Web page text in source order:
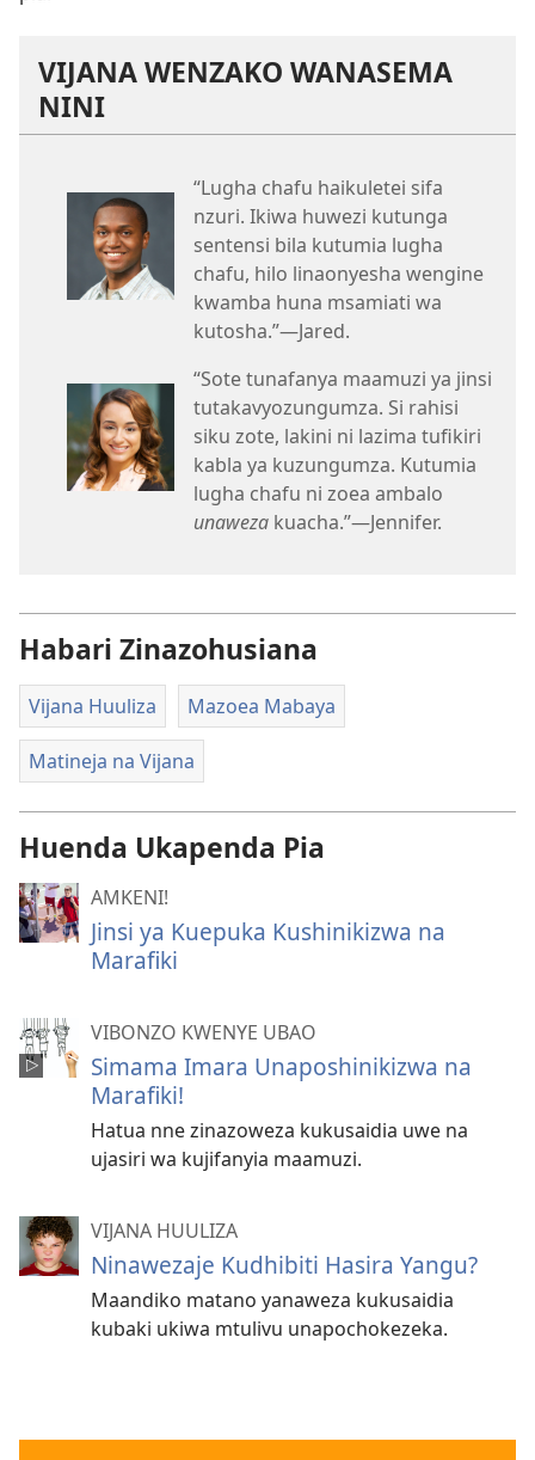
VIJANA WENZAKO WANASEMA
NINI
“Lugha chafu haikuletei sifa
nzuri. Ikiwa huwezi kutunga
sentensi bila kutumia lugha
chafu, hilo linaonyesha wengine
kwamba huna msamiati wa
kutosha.”​—Jared.
“Sote tunafanya maamuzi ya jinsi
tutakavyozungumza. Si rahisi
siku zote, lakini ni lazima tufikiri
kabla ya kuzungumza. Kutumia
lugha chafu ni zoea ambalo
unaweza kuacha.”​—Jennifer.
Habari Zinazohusiana
Vijana Huuliza Mazoea Mabaya
Matineja na Vijana
Huenda Ukapenda Pia
AMKENI!
Jinsi ya Kuepuka Kushinikizwa na
Marafiki
VIBONZO KWENYE UBAO
Simama Imara Unaposhinikizwa na
Marafiki!
Hatua nne zinazoweza kukusaidia uwe na
ujasiri wa kujifanyia maamuzi.
VIJANA HUULIZA
Ninawezaje Kudhibiti Hasira Yangu?
Maandiko matano yanaweza kukusaidia
kubaki ukiwa mtulivu unapochokezeka.